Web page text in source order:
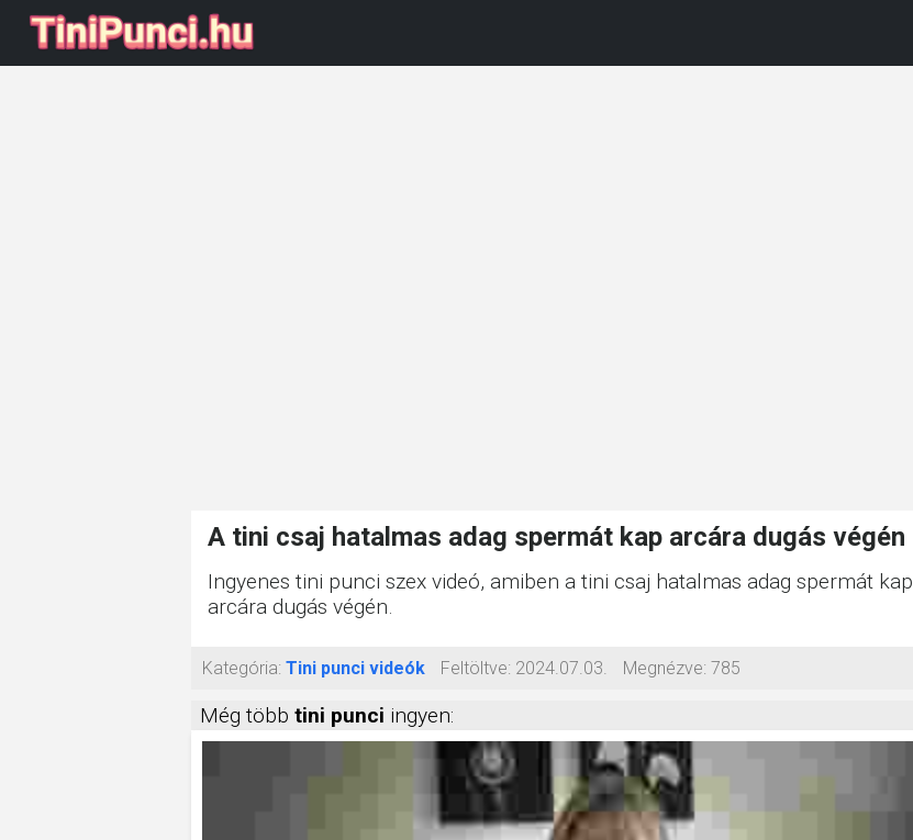
A tini csaj hatalmas adag spermát kap arcára dugás végén
Ingyenes tini punci szex videó, amiben a tini csaj hatalmas adag spermát kap
arcára dugás végén.
Kategória: Tini punci videók Feltöltve: 2024.07.03. Megnézve: 785
Még több tini punci ingyen: